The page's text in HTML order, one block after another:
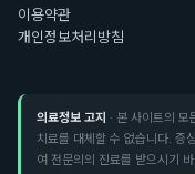
이용약관
개인정보처리방침
의료정보 고지 · 본 사이트의
치료를 대체할 수 없습니다. 증
여 전문의의 진료를 받으시기